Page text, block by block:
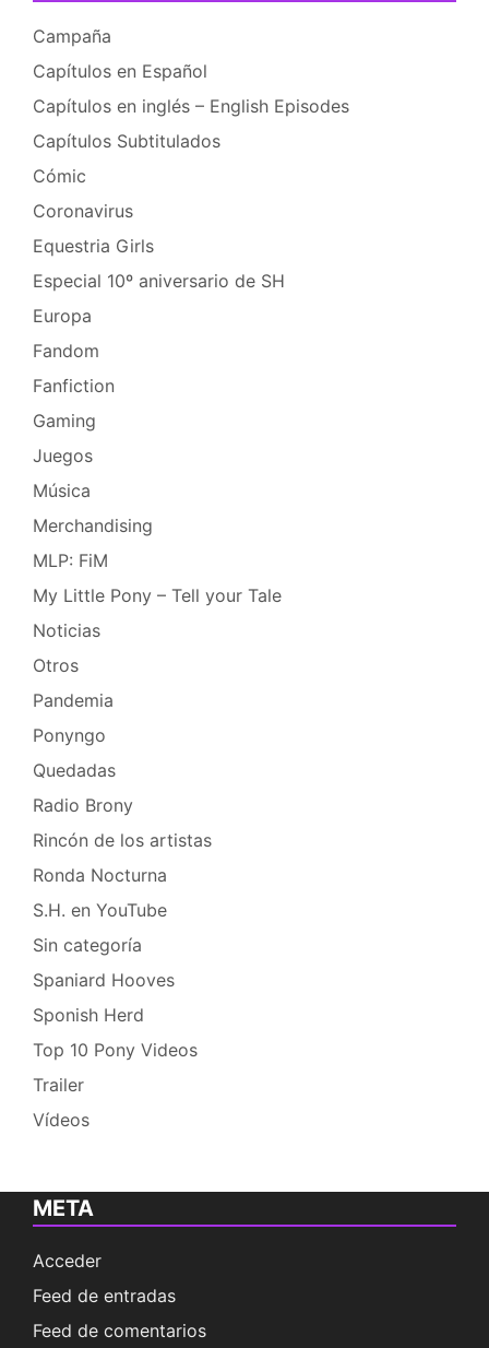
Campaña
Capítulos en Español
Capítulos en inglés – English Episodes
Capítulos Subtitulados
Cómic
Coronavirus
Equestria Girls
Especial 10º aniversario de SH
Europa
Fandom
Fanfiction
Gaming
Juegos
Música
Merchandising
MLP: FiM
My Little Pony – Tell your Tale
Noticias
Otros
Pandemia
Ponyngo
Quedadas
Radio Brony
Rincón de los artistas
Ronda Nocturna
S.H. en YouTube
Sin categoría
Spaniard Hooves
Sponish Herd
Top 10 Pony Videos
Trailer
Vídeos
META
Acceder
Feed de entradas
Feed de comentarios